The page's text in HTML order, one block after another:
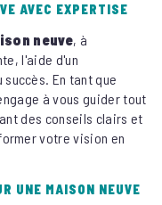
AVEC EXPERTISE
neuve, à
l'aide d'un
succès. En tant que
à vous guider tout
des conseils clairs et
votre vision en
UNE MAISON NEUVE